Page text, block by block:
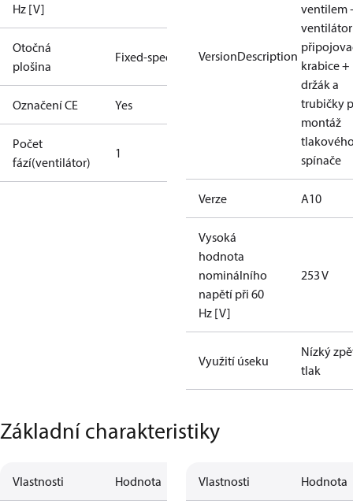
Hz [V]
Otočná
plošina
Fixed-speed
Označení CE Yes
Počet
fází(ventilátor)
1
VersionDescription
ventilem
krabice +
držák a
trubičky
montáž
spínače
Verze A10
Vysoká
hodnota
nominálního
napětí při 60
Hz [V]
253 V
Využití úseku
Nízký
tlak
Základní charakteristiky
Vlastnosti Hodnota Vlastnosti Hodnota